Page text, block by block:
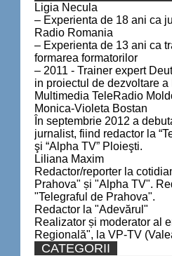
Ligia Necula
– Experienta de 18 ani ca
Radio Romania
– Experienta de 13 ani ca
formarea formatorilor
– 2011 - Trainer expert
in proiectul de dezvoltare
Multimedia TeleRadio
Monica-Violeta Bostan
În septembrie 2012 a
jurnalist, fiind redactor la
şi “Alpha TV” Ploieşti.
Liliana Maxim
Redactor/reporter la
Prahova" și "Alpha TV".
"Telegraful de Prahova".
Redactor la "Adevărul"
Realizator și moderator al
Regională", la VP-TV
CATEGORII